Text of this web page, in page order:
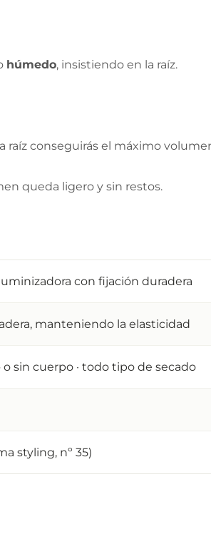
húmedo, insistiendo en la raíz.
raíz conseguirás el máximo
queda ligero y sin restos.
con fijación duradera
manteniendo la elasticidad
sin cuerpo · todo tipo de secado
styling, nº 35)